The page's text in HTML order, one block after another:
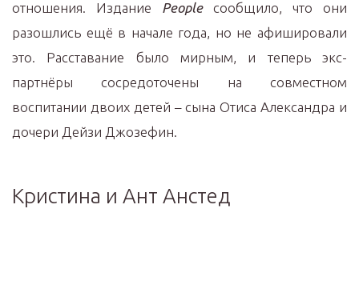
отношения. Издание
Peopleсообщило, что они
разошлись ещё в начале года, но не афишировали
это. Расставание было мирным, и теперь экс-
партнёры сосредоточены на совместном
воспитании двоих детей – сына Отиса Александра и
дочери Дейзи Джозефин.
Кристина и Ант Анстед